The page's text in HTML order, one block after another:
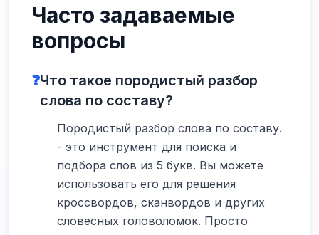
Часто задаваемые
вопросы
❓Что такое породистый разбор
слова по составу?
Породистый разбор слова по составу.
- это инструмент для поиска и
подбора слов из 5 букв. Вы можете
использовать его для решения
кроссвордов, сканвордов и других
словесных головоломок. Просто